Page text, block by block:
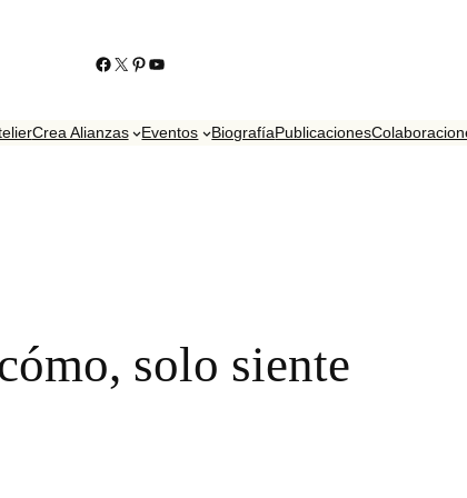
https://www.facebook.com/KikoContrerasJoyero/
https://twitter.com/contrerasjoyero
http://www.pinterest.com/KikoContreras/
YouTube
Crea Alianzas Eventos BiografíaPublicaciones
solo siente